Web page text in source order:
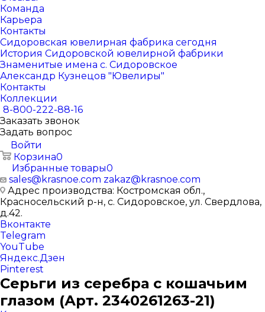
Команда
Карьера
Контакты
Сидоровская ювелирная фабрика сегодня
История Сидоровской ювелирной фабрики
Знаменитые имена с. Сидоровское
Александр Кузнецов "Ювелиры"
Контакты
Коллекции
8-800-222-88-16
Заказать звонок
Задать вопрос
Войти
Корзина0
Избранные товары0
sales@krasnoe.com zakaz@krasnoe.com
Адрес производства: Костромская обл.,
Красносельский р-н, с. Сидоровское, ул. Свердлова,
д.42.
Вконтакте
Telegram
YouTube
Яндекс.Дзен
Pinterest
Серьги из серебра с кошачьим
глазом (Арт. 2340261263-21)